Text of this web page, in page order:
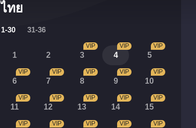
ไทย
1-30 31-36
1 2 3
VIP
4
VIP
5
VIP
6
VIP
7
VIP
8
VIP
9
VIP
10
VIP
11
VIP
12
VIP
13
VIP
14
VIP
15
VIP
VIP VIP VIP VIP VIP